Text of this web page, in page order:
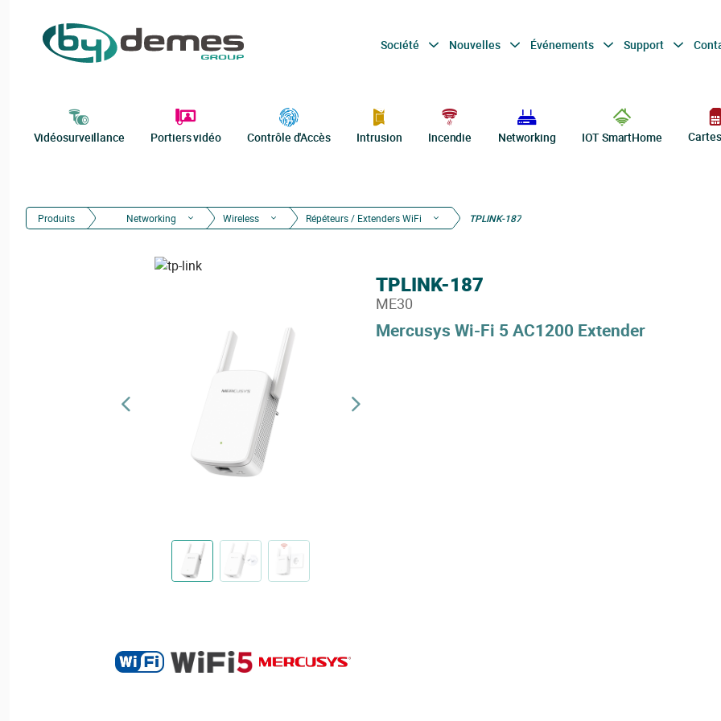
Société Nouvelles Événements Support
Vidéosurveillance Portiers vidéo Contrôle d'Accès Intrusion Incendie Networking IOT SmartHome
Produits Networking Wireless Répéteurs / Extenders WiFi TPLINK-187
Mercusys Wi-Fi 5 AC1200 Extender
TPLINK-187
ME30